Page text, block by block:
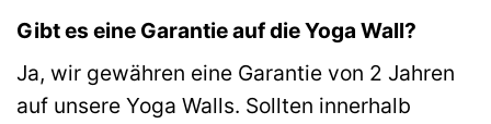
Gibt es eine Garantie auf die Yoga Wall?
Ja, wir gewähren eine Garantie von 2 Jahren
auf unsere Yoga Walls. Sollten innerhalb